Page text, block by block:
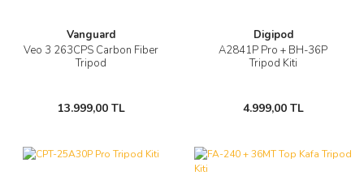
Vanguard
Veo 3 263CPS Carbon Fiber
Tripod
13.999,00 TL
Digipod
A2841P Pro + BH-36P
Tripod Kiti
4.999,00 TL